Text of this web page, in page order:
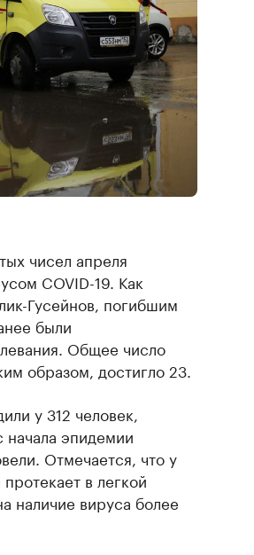
чисел апреля
COVID-19. Как
Гусейнов, погибшим
были
Общее число
образом, достигло 23.
у 312 человек,
начала эпидемии
Отмечается, что у
в легкой
наличие вируса более